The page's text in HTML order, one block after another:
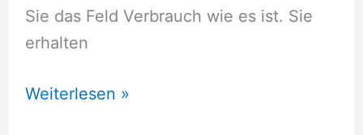
Sie das Feld Verbrauch wie es ist. Sie
erhalten
Stromversorger
Weiterlesen »